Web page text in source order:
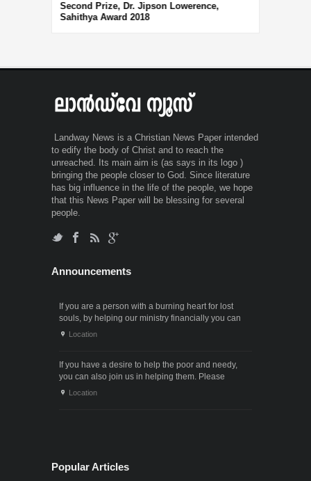
Second Prize, Dr. Jipson Lowerence,
Sahithya Award 2018
Landway News is a Christian News Paper intended
to edify the body of Christ and to reach the
unreached. Its main aim is (as says in its logo )
bringing the people closer to God. Since literature
has big influence in the life of the people, we hope
that this News Paper will be blessing for several
people.
Announcements
If you are a person with a burning heart for lost
souls, by helping our ministry financially you can
also participate in the ministry of winning souls for
Location
If you have a desire to help the poor and needy,
you can also join us in helping them. Please
contact us through the following phone numbers.x .
Location
Popular Articles